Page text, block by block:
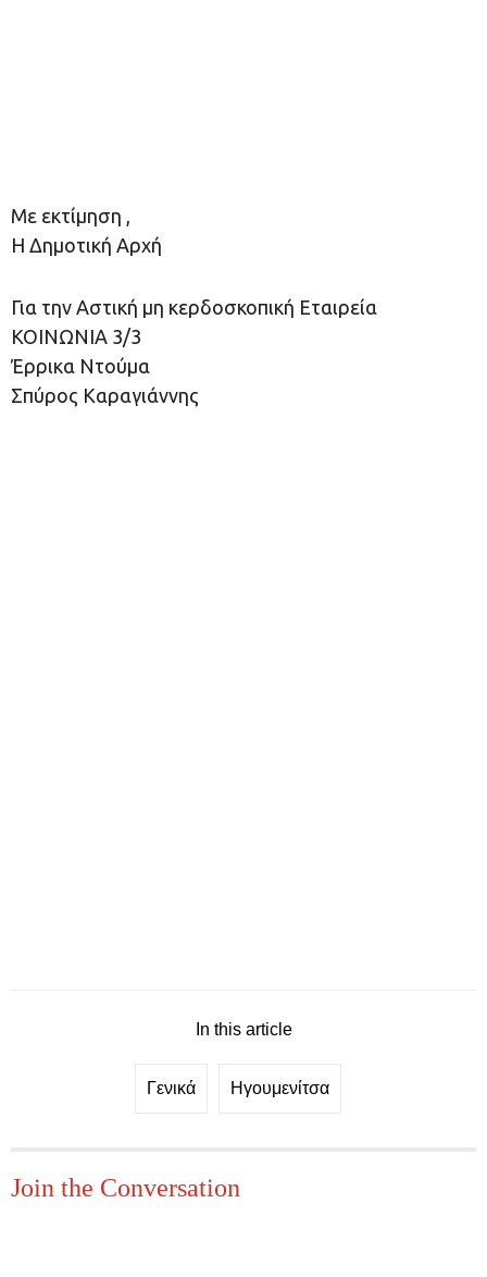
Με εκτίμηση ,
Η Δημοτική Αρχή
Για την Αστική μη κερδοσκοπική Εταιρεία
ΚΟΙΝΩΝΙΑ 3/3
Έρρικα Ντούμα
Σπύρος Καραγιάννης
In this article
Γενικά Ηγουμενίτσα
Join the Conversation